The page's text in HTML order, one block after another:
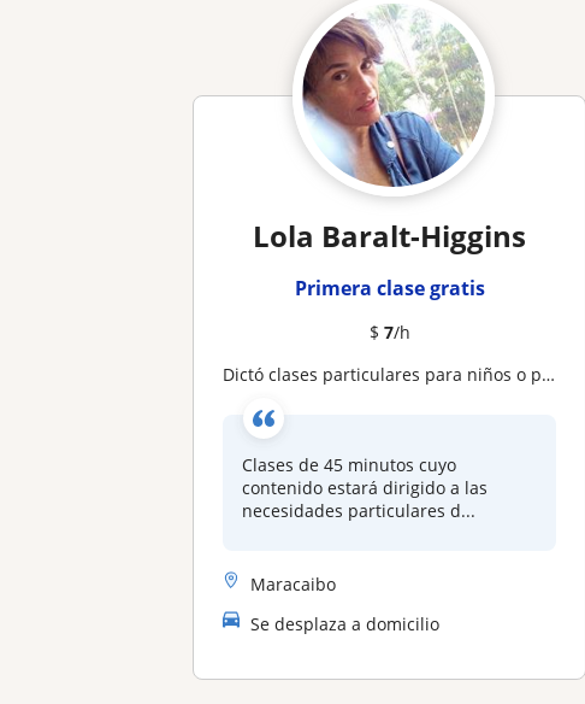
Lola Baralt-Higgins
Primera clase gratis
$ 7/h
Dictó clases particulares para niños o profesionales
Clases de 45 minutos cuyo
contenido estará dirigido a las
necesidades particulares d...
Maracaibo
Se desplaza a domicilio